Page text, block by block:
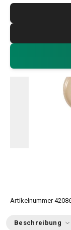
Artikelnummer
Beschreibung